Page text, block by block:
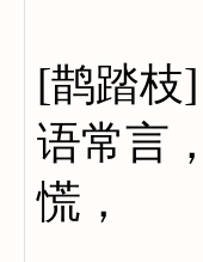
[鹊踏枝
语常言
慌，